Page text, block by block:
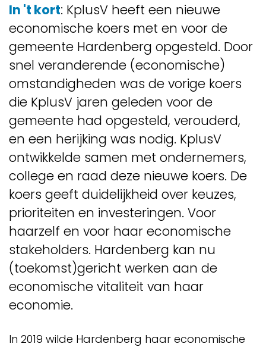
In 't kort: KplusV heeft een nieuwe
economische koers met en voor de
gemeente Hardenberg opgesteld. Door
snel veranderende (economische)
omstandigheden was de vorige koers
die KplusV jaren geleden voor de
gemeente had opgesteld, verouderd,
en een herijking was nodig. KplusV
ontwikkelde samen met ondernemers,
college en raad deze nieuwe koers. De
koers geeft duidelijkheid over keuzes,
prioriteiten en investeringen. Voor
haarzelf en voor haar economische
stakeholders. Hardenberg kan nu
(toekomst)gericht werken aan de
economische vitaliteit van haar
economie.
In 2019 wilde Hardenberg haar economische